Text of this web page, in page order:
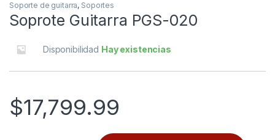
Soporte de guitarra, Soportes
Soprote Guitarra PGS-020
Disponibilidad Hay existencias
$17,799.99